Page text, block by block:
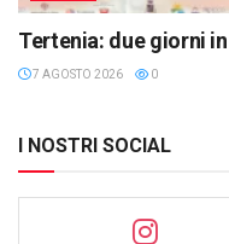
Tertenia: due giorni
7 AGOSTO 2026 0
I NOSTRI SOCIAL